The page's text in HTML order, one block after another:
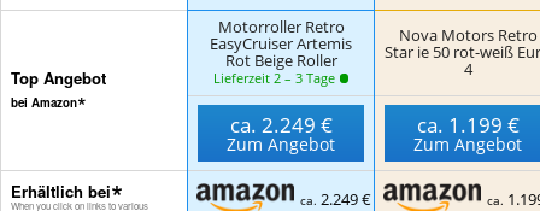
Top Angebot
bei Amazon
Motorroller Retro
EasyCruiser Artemis
Rot Beige Roller
Lieferzeit 2 – 3 Tage
Nova Motors Retro
Star ie 50 rot-weiß
4
ca. 2.249 €
Zum Angebot
ca. 1.199 €
Zum Angebot
Erhältlich bei ca. 2.249 € ca.